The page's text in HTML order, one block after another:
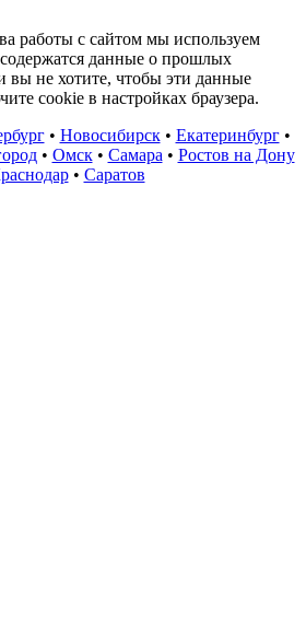
работы с сайтом мы используем
данные о прошлых
вы не хотите, чтобы эти данные
cookie в настройках браузера.
• Новосибирск• Екатеринбург•
• Омск• Самара • Ростов на Дону
• Саратов